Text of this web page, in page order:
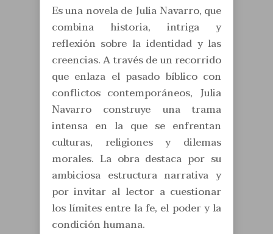
Es una novela de Julia Navarro, que
combina historia, intriga y
reflexión sobre la identidad y las
creencias. A través de un recorrido
que enlaza el pasado bíblico con
conflictos contemporáneos, Julia
Navarro construye una trama
intensa en la que se enfrentan
culturas, religiones y dilemas
morales. La obra destaca por su
ambiciosa estructura narrativa y
por invitar al lector a cuestionar
los límites entre la fe, el poder y la
condición humana.